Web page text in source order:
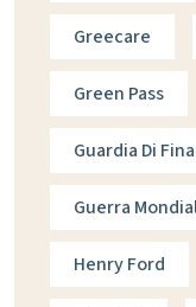
Greecare
Green Pass
Guardia Di
Guerra
Henry Ford